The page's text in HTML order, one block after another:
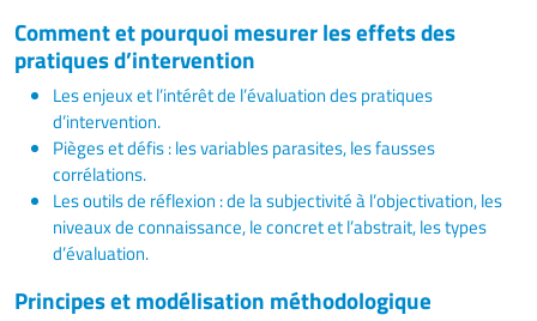
Comment et pourquoi mesurer les effets des
pratiques d’intervention
Les enjeux et l’intérêt de l’évaluation des pratiques
d’intervention.
Pièges et défis : les variables parasites, les fausses
corrélations.
Les outils de réflexion : de la subjectivité à l’objectivation, les
niveaux de connaissance, le concret et l’abstrait, les types
d’évaluation.
Principes et modélisation méthodologique